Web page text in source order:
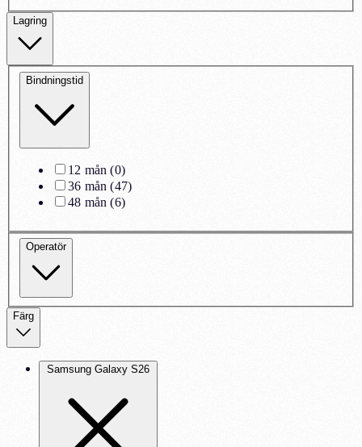
Lagring
Bindningstid
12 mån (0)
36 mån (47)
48 mån (6)
Operatör
Färg
Samsung Galaxy S26